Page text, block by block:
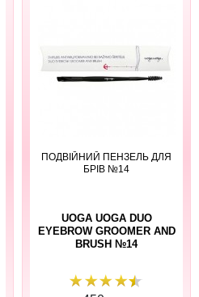
ПОДВІЙНИЙ ПЕНЗЕЛЬ ДЛЯ
БРІВ №14
UOGA UOGA DUO
EYEBROW GROOMER AND
BRUSH №14